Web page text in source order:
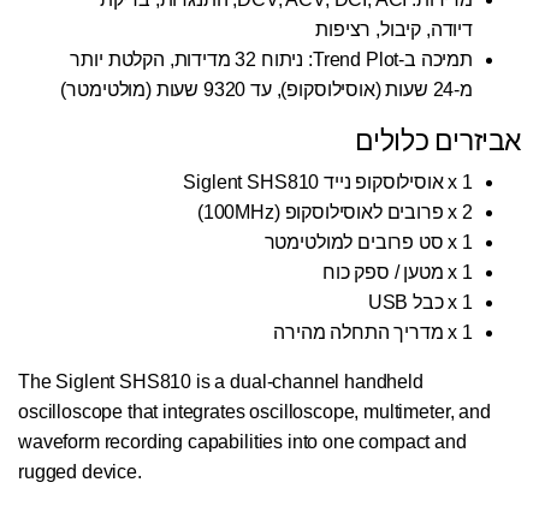
דיודה, קיבול, רציפות
תמיכה ב-Trend Plot: ניתוח 32 מדידות, הקלטת יותר
מ-24 שעות (אוסילוסקופ), עד 9320 שעות (מולטימטר)
אביזרים כלולים
1 x אוסילוסקופ נייד Siglent SHS810
2 x פרובים לאוסילוסקופ (100MHz)
1 x סט פרובים למולטימטר
1 x מטען / ספק כוח
1 x כבל USB
1 x מדריך התחלה מהירה
The Siglent SHS810 is a dual-channel handheld
oscilloscope that integrates oscilloscope, multimeter, and
waveform recording capabilities into one compact and
rugged device.